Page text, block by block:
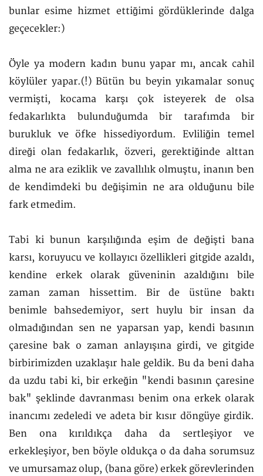
bunlar esime hizmet ettiğimi gördüklerinde dalga
geçecekler:)
Öyle ya modern kadın bunu yapar mı, ancak cahil
köylüler yapar.(!) Bütün bu beyin yıkamalar sonuç
vermişti, kocama karşı çok isteyerek de olsa
fedakarlıkta bulunduğumda bir tarafımda bir
burukluk ve öfke hissediyordum. Evliliğin temel
direği olan fedakarlık, özveri, gerektiğinde alttan
alma ne ara eziklik ve zavallılık olmuştu, inanın ben
de kendimdeki bu değişimin ne ara olduğunu bile
fark etmedim.
Tabi ki bunun karşılığında eşim de değişti bana
karsı, koruyucu ve kollayıcı özellikleri gitgide azaldı,
kendine erkek olarak güveninin azaldığını bile
zaman zaman hissettim. Bir de üstüne baktı
benimle bahsedemiyor, sert huylu bir insan da
olmadığından sen ne yaparsan yap, kendi basının
çaresine bak o zaman anlayışına girdi, ve gitgide
birbirimizden uzaklaşır hale geldik. Bu da beni daha
da uzdu tabi ki, bir erkeğin "kendi basının çaresine
bak" şeklinde davranması benim ona erkek olarak
inancımı zedeledi ve adeta bir kısır döngüye girdik.
Ben ona kırıldıkça daha da sertleşiyor ve
erkekleşiyor, ben böyle oldukça o da daha sorumsuz
ve umursamaz olup, (bana göre) erkek görevlerinden